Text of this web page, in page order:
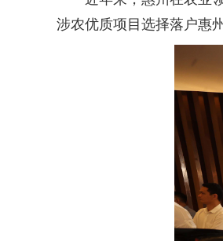
涉农优质项目选择落户惠